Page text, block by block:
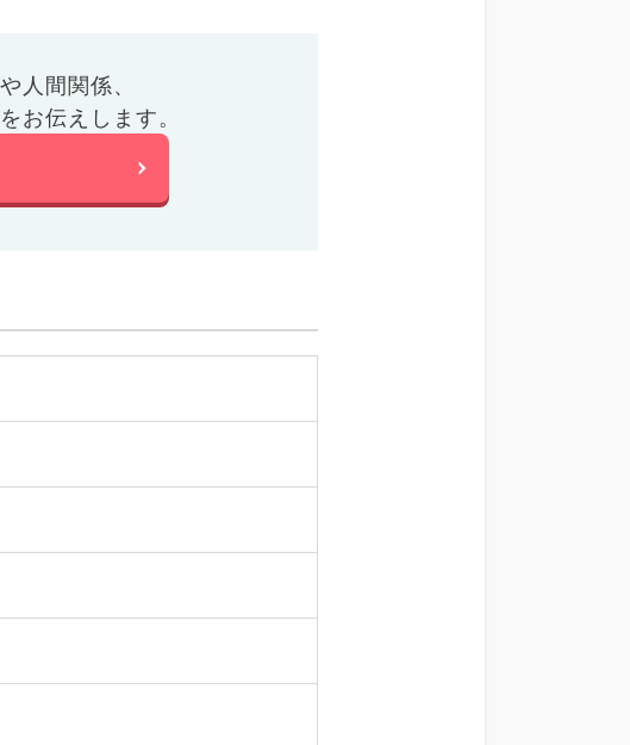
人間関係、
お伝えします。